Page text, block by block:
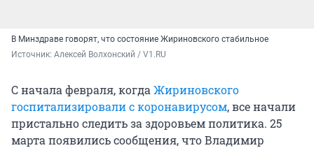
В Минздраве говорят, что состояние Жириновского стабильное
Источник: Алексей Волхонский / V1.RU
С начала февраля, когда Жириновского
госпитализировали с коронавирусом, все начали
пристально следить за здоровьем политика. 25
марта появились сообщения, что Владимир